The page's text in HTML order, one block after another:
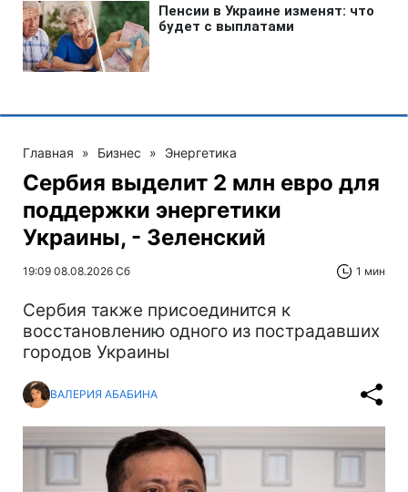
Главная » Бизнес » Энергетика
Сербия выделит 2 млн евро для
поддержки энергетики
Украины, - Зеленский
19:09 08.08.2026 Сб 1 мин
Сербия также присоединится к
восстановлению одного из пострадавших
городов Украины
ВАЛЕРИЯ АБАБИНА